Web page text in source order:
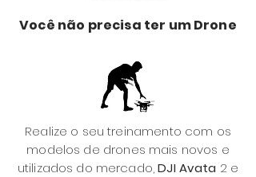
Você não precisa ter um Drone
Realize o seu treinamento com os
modelos de drones mais novos e
utilizados do mercado,DJI Avata 2 e